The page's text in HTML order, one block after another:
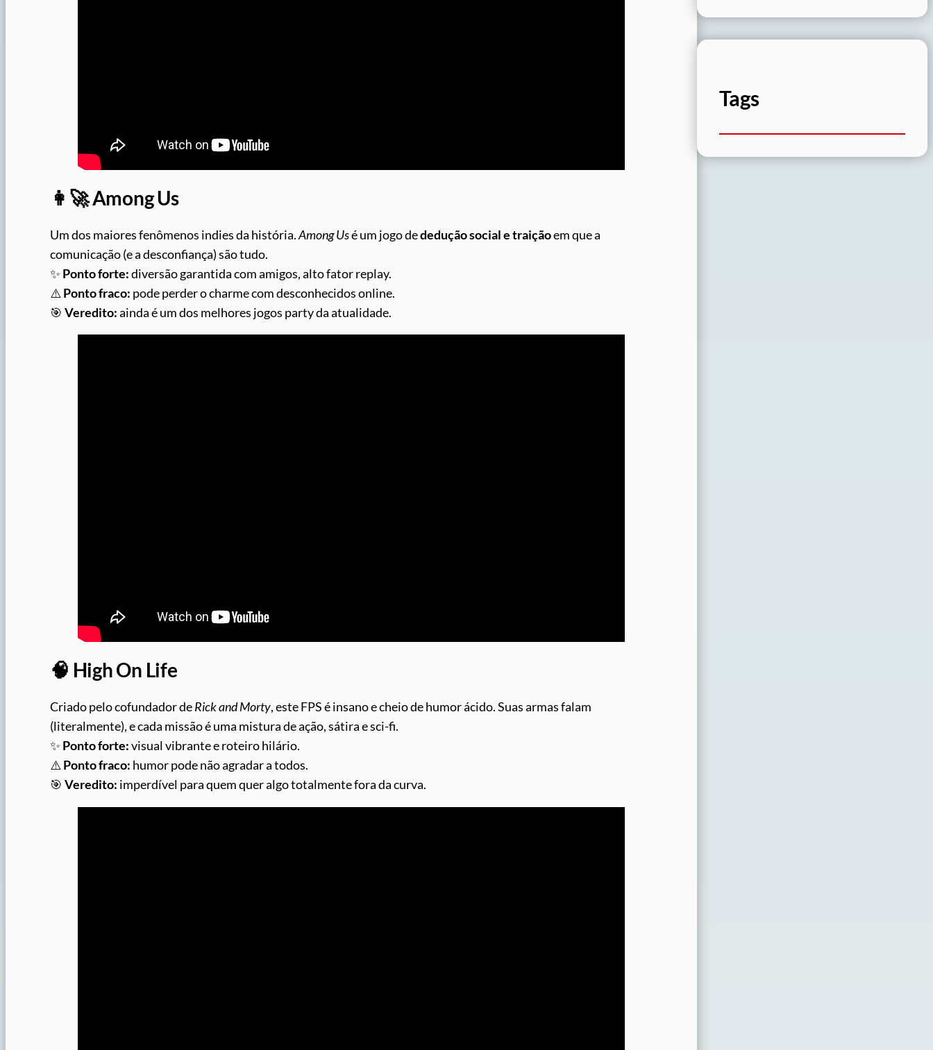
👩‍🚀 Among Us
Um dos maiores fenômenos indies da história.Among Usé um jogo dededução social e traiçãoem que a
comunicação (e a desconfiança) são tudo.
✨ Ponto forte:diversão garantida com amigos, alto fator replay.
⚠️ Ponto fraco: pode perder o charme com desconhecidos online.
🎯 Veredito:ainda é um dos melhores jogos party da atualidade.
🧠 High On Life
Criado pelo cofundador deRick and Morty, este FPS é insano e cheio de humor ácido. Suas armas falam
(literalmente), e cada missão é uma mistura de ação, sátira e sci-fi.
✨ Ponto forte:visual vibrante e roteiro hilário.
⚠️ Ponto fraco: humor pode não agradar a todos.
🎯 Veredito: imperdível para quem quer algo totalmente fora da curva.
Tags